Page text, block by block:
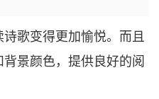
歌变得更加愉悦。而且
景颜色，提供良好的阅